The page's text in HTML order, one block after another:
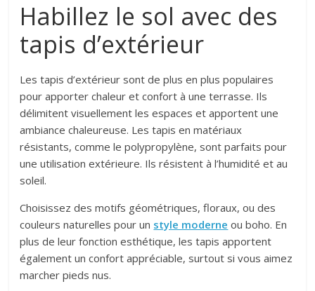
Habillez le sol avec des
tapis d’extérieur
Les tapis d’extérieur sont de plus en plus populaires
pour apporter chaleur et confort à une terrasse. Ils
délimitent visuellement les espaces et apportent une
ambiance chaleureuse. Les tapis en matériaux
résistants, comme le polypropylène, sont parfaits pour
une utilisation extérieure. Ils résistent à l’humidité et au
soleil.
Choisissez des motifs géométriques, floraux, ou des
couleurs naturelles pour un style moderne ou boho. En
plus de leur fonction esthétique, les tapis apportent
également un confort appréciable, surtout si vous aimez
marcher pieds nus.